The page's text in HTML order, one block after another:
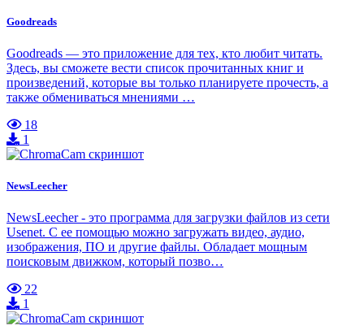
Goodreads
Goodreads — это приложение для тех, кто любит читать.
Здесь, вы сможете вести список прочитанных книг и
произведений, которые вы только планируете прочесть, а
также обмениваться мнениями …
18
1
NewsLeecher
NewsLeecher - это программа для загрузки файлов из сети
Usenet. С ее помощью можно загружать видео, аудио,
изображения, ПО и другие файлы. Обладает мощным
поисковым движком, который позво…
22
1